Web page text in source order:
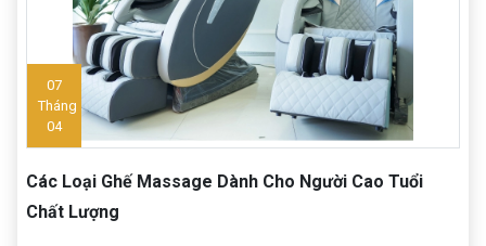
07
Tháng
04
Các Loại Ghế Massage Dành Cho Người Cao Tuổi
Chất Lượng